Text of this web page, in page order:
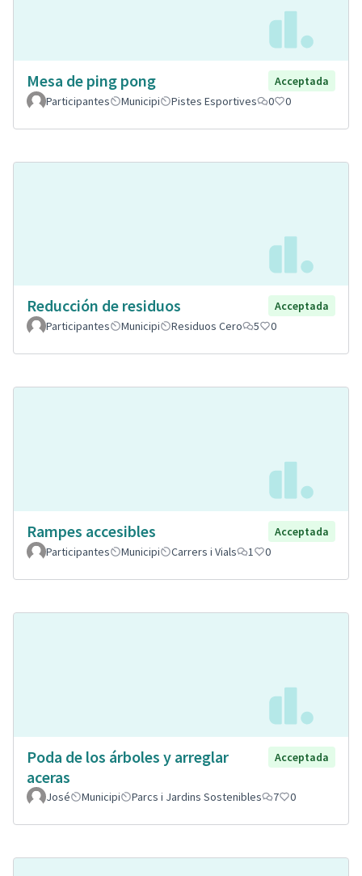
Mesa de ping pong
Acceptada
Participantes
Municipi Pistes Esportives 0 0
Reducción de residuos
Acceptada
Participantes
Municipi Residuos Cero 5 0
Rampes accesibles
Acceptada
Participantes
Municipi Carrers i Vials 1 0
Poda de los árboles y arreglar
aceras
Acceptada
José Municipi Parcs i Jardins Sostenibles 7 0